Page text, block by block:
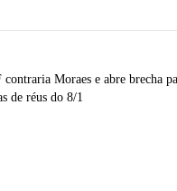
contraria Moraes e abre brecha
de réus do 8/1